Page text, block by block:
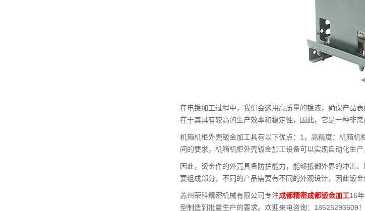
在电镀加工过程中，我们会选用高质量的镀液，确保产品
在于其具有较高的生产效率和稳定性，因此，它是一种非
机箱机柜外壳钣金加工具有以下优点：1，高精度：机箱
间的要求，机箱机柜外壳钣金加工设备可以实现自动化生产
因此，钣金件的外壳具备防护能力，能够抵御外界的冲击
要组成部分，不同的产品需要有不同的外观设计，因此钣
苏州荣科精密机械有限公司专注成都精密成都钣金加工16
型制造到批量生产的要求。欢迎来电咨询：18626293609！